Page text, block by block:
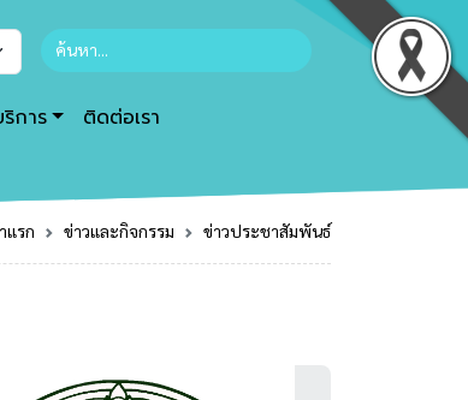
การ ติดต่อเรา
แรก ข่าวและกิจกรรม ข่าวประชาสัมพันธ์